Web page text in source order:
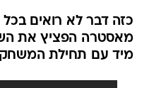
כזה דבר לא רואים בכל
מאסטרה הפציץ את
מיד עם תחילת המשחק